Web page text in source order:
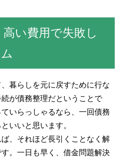
い費用で失敗し
暮らしを元に戻すために行な
が債務整理だということで
いらっしゃるなら、一回債務
いいと思います。
、それほど長引くことなく解
。一日も早く、借金問題解決